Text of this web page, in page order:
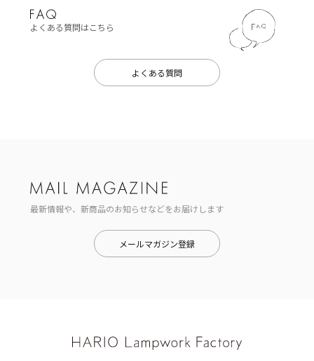
よくある質問はこちら
よくある質問
最新情報や、新商品のお知らせなどをお届けします
メールマガジン登録